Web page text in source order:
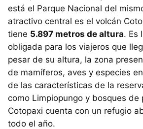
está el Parque Nacional del
atractivo central es el volcán
tiene 5.897 metros de altura. Es
obligada para los viajeros que
pesar de su altura, la zona
de mamíferos, aves y especies
de las características de la
como Limpiopungo y bosques de
Cotopaxi cuenta con un refugio
todo el año.